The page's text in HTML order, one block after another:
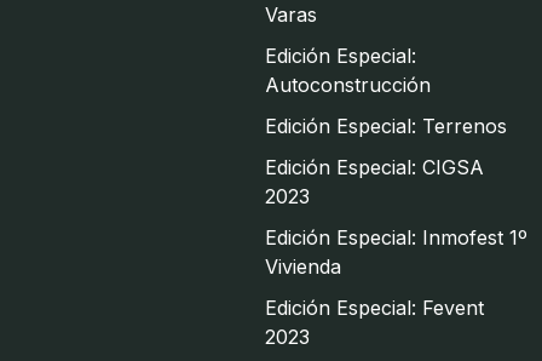
Varas
Edición Especial:
Autoconstrucción
Edición Especial: Terrenos
Edición Especial: CIGSA
2023
Edición Especial: Inmofest 1º
Vivienda
Edición Especial: Fevent
2023